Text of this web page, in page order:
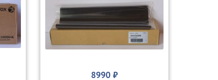
8990 ₽